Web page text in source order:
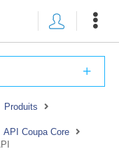
Produits
API Coupa Core